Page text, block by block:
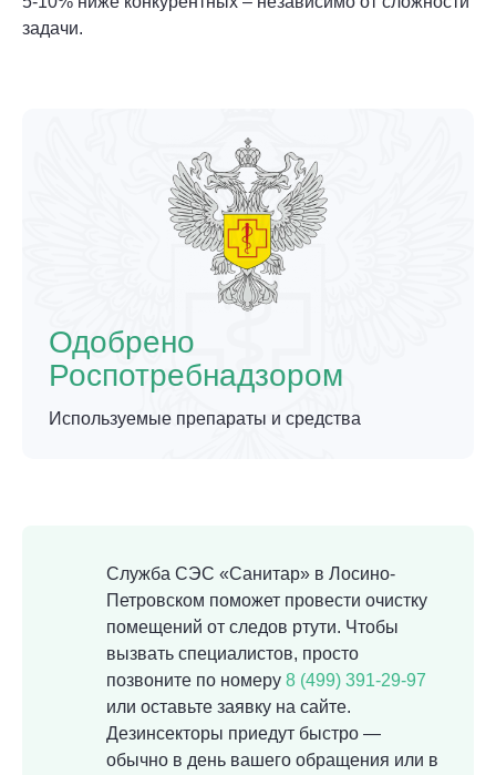
задачи.
Одобрено
Роспотребнадзором
Используемые препараты и средства
Служба СЭС «Санитар» в Лосино-
Петровском поможет провести очистку
помещений от следов ртути. Чтобы
вызвать специалистов, просто
позвоните по номеру 8 (499) 391-29-97
или оставьте заявку на сайте.
Дезинсекторы приедут быстро —
обычно в день вашего обращения или в